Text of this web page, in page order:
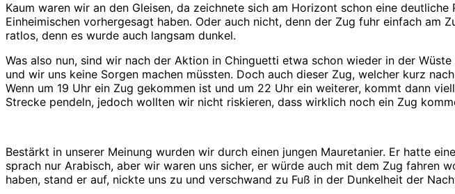
Kaum waren wir an den Gleisen, da zeichnete sich am Horizont schon eine
Einheimischen vorhergesagt haben. Oder auch nicht, denn der Zug fuhr einfach
ratlos, denn es wurde auch langsam dunkel.
Was also nun, sind wir nach der Aktion in Chinguetti etwa schon wieder in der
und wir uns keine Sorgen machen müssten. Doch auch dieser Zug, welcher kurz
Wenn um 19 Uhr ein Zug gekommen ist und um 22 Uhr ein weiterer, kommt dann
Strecke pendeln, jedoch wollten wir nicht riskieren, dass wirklich noch ein Zug
Bestärkt in unserer Meinung wurden wir durch einen jungen Mauretanier. Er hatte
sprach nur Arabisch, aber wir waren uns sicher, er würde auch mit dem Zug fahren
haben, stand er auf, nickte uns zu und verschwand zu Fuß in der Dunkelheit der